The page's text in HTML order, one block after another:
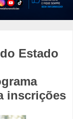
Estado
inscrições